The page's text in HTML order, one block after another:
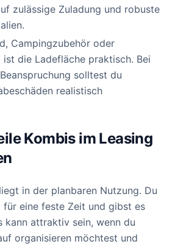
zulässige Zuladung und robuste
Campingzubehör oder
die Ladefläche praktisch. Bei
solltest du
realistisch
Kombis im Leasing
in der planbaren Nutzung. Du
für eine feste Zeit und gibst es
kann attraktiv sein, wenn du
organisieren möchtest und